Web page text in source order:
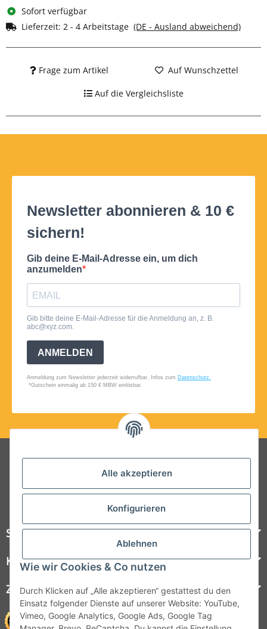
Alle akzeptieren
Konfigurieren
Ablehnen
Wie wir Cookies & Co nutzen
Durch Klicken auf „Alle akzeptieren“ gestattest du den
Einsatz folgender Dienste auf unserer Website: YouTube,
Vimeo, Google Analytics, Google Ads, Google Tag
Sofort verfügbar
Lieferzeit: 2 - 4 Arbeitstage (DE - Ausland abweichend)
Frage zum Artikel Auf Wunschzettel
Auf die Vergleichsliste
Folgt uns auf Social Media
Steelboxx
Kundenservice
Zahlungsmöglichkeiten